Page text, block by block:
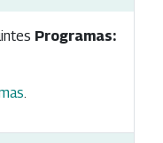
Programas: